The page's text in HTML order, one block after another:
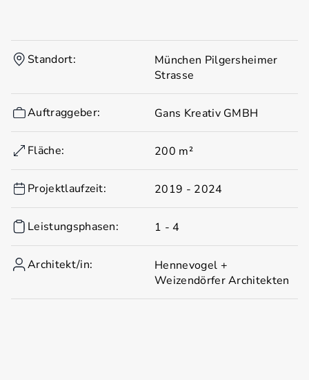
Standort:
München Pilgersheimer
Strasse
Auftraggeber: Gans Kreativ GMBH
Fläche: 200 m²
Projektlaufzeit: 2019 - 2024
Leistungsphasen: 1 - 4
Architekt/in:
Hennevogel +
Weizendörfer Architekten